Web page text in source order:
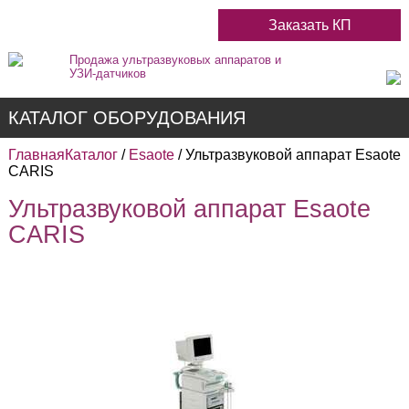
Заказать КП
Продажа ультразвуковых аппаратов и
УЗИ-датчиков
КАТАЛОГ ОБОРУДОВАНИЯ
Недорогие
ГлавнаяКаталог/ Esaote/ Ультразвуковой аппарат Esaote
CARIS
Ультразвуковой аппарат Esaote
CARIS